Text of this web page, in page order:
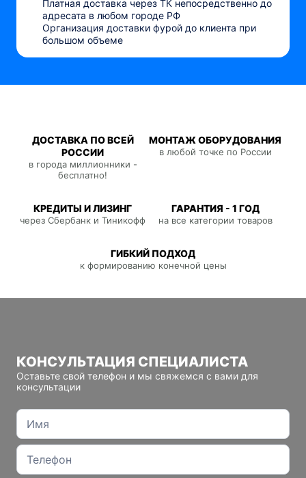
Платная доставка через ТК непосредственно до
адресата в любом городе РФ
Организация доставки фурой до клиента при
большом объеме
ДОСТАВКА ПО ВСЕЙ
РОССИИ
в города миллионники -
бесплатно!
МОНТАЖ ОБОРУДОВАНИЯ
в любой точке по России
КРЕДИТЫ И ЛИЗИНГ
через Сбербанк и Тиникофф
ГАРАНТИЯ - 1 ГОД
на все категории товаров
ГИБКИЙ ПОДХОД
к формированию конечной цены
КОНСУЛЬТАЦИЯ СПЕЦИАЛИСТА
Оставьте свой телефон и мы свяжемся с вами для
консультации